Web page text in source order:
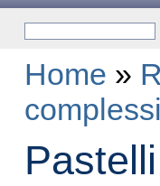
Home »
Pastelli